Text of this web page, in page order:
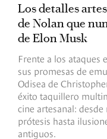
Los detalles
de Nolan que
de Elon Musk
Frente a los ataques
sus promesas de
Odisea de
éxito taquillero
cine artesanal:
prótesis hasta
antiguos.